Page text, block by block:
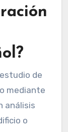
de
mediante
análisis
o